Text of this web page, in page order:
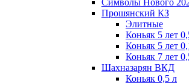
Символы Нового
Прошянский КЗ
Элитные
Коньяк 5 лет
Коньяк 5 лет
Коньяк 7 лет
Шахназарян ВКД
Коньяк 0,5 л